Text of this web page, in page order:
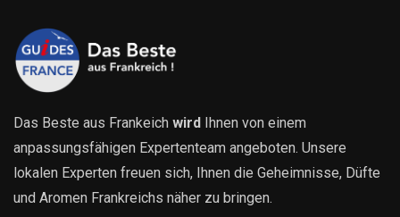
Das Beste aus Frankeich wird
Ihnen von einem
anpassungsfähigen Expertenteam angeboten. Unsere
lokalen Experten freuen sich, Ihnen die Geheimnisse, Düfte
und Aromen Frankreichs näher zu bringen.